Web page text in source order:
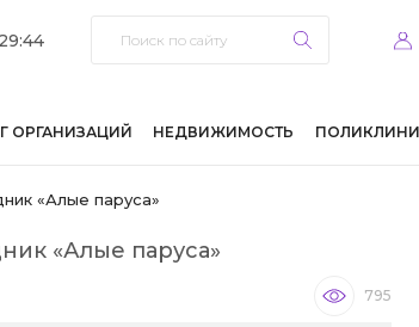
ОРГАНИЗАЦИЙ НЕДВИЖИМОСТЬ
«Алые паруса»
«Алые паруса»
795